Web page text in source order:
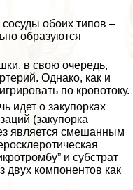
обоих типов –
образуются
в свою очередь,
Однако, как и
по кровотоку.
идет о закупорках
(закупорка
является смешанным
и субстрат
двух компонентов как